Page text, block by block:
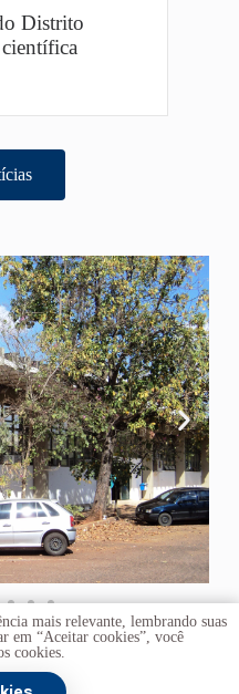
Distrito
mais relevante, lembrando suas
em “Aceitar cookies”, você
cookies.